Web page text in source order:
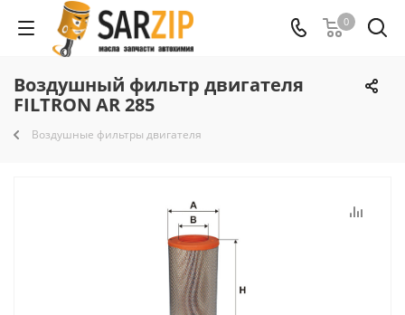
0
Воздушный фильтр двигателя
FILTRON AR 285
Воздушные фильтры двигателя